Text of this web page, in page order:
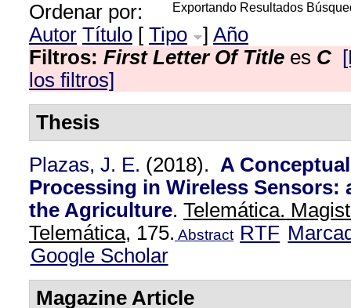
Exportando Resultados
Ordenar por:
Autor Título [ Tipo ] Año
Filtros: First Letter Of Title es C
los filtros]
Thesis
Plazas, J. E. (2018). A
Processing in Wireless Sensors:
the Agriculture. Telemática.
Telemática, 175. Abstract RTF
Google Scholar
Magazine Article